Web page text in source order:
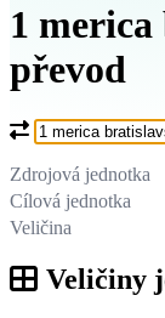
1 merica
převod
Co chcete převést?
Zdrojová jednotka
Cílová jednotka
Veličina
Veličiny